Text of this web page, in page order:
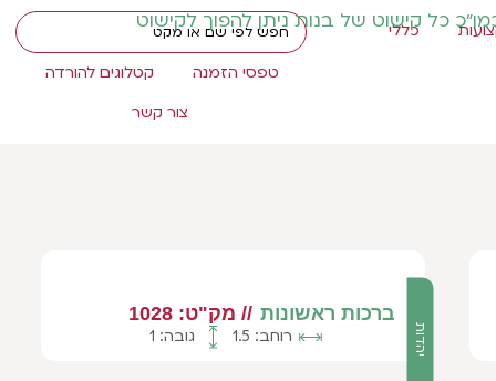
כל קישוט של בנות ניתן להפוך לקישוט
כללי
טפסי הזמנה
קטלוגים להורדה
צור קשר
יהדות
ברכות ראשונות // מק"ט: 1028
רוחב: 1.5 גובה: 1